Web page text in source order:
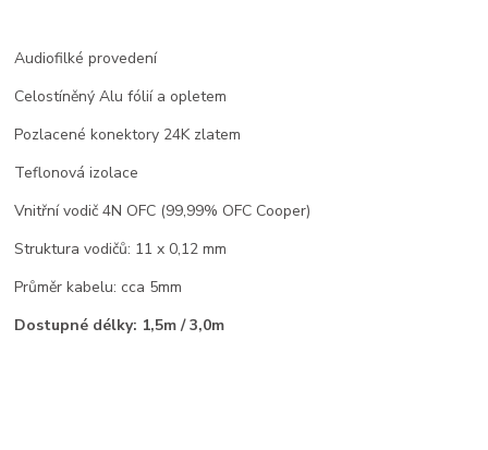
Audiofilké provedení
Celostíněný Alu fólií a opletem
Pozlacené konektory 24K zlatem
Teflonová izolace
Vnitřní vodič 4N OFC (99,99% OFC Cooper)
Struktura vodičů: 11 x 0,12 mm
Průměr kabelu: cca 5mm
Dostupné délky: 1,5m / 3,0m